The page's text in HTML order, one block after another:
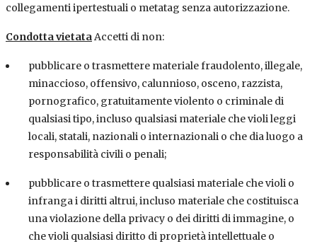
collegamenti ipertestuali o metatag senza autorizzazione.
Condotta vietataAccetti di non:
pubblicare o trasmettere materiale fraudolento, illegale,
minaccioso, offensivo, calunnioso, osceno, razzista,
pornografico, gratuitamente violento o criminale di
qualsiasi tipo, incluso qualsiasi materiale che violi leggi
locali, statali, nazionali o internazionali o che dia luogo a
responsabilità civili o penali;
pubblicare o trasmettere qualsiasi materiale che violi o
infranga i diritti altrui, incluso materiale che costituisca
una violazione della privacy o dei diritti di immagine, o
che violi qualsiasi diritto di proprietà intellettuale o